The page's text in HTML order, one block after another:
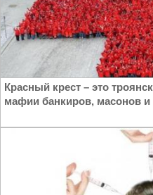
Красный крест – это
мафии банкиров, масонов и